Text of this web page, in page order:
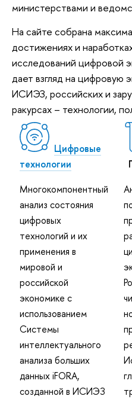
министерствами и
На сайте собрана
достижениях и
исследований цифровой
дает взгляд на цифровую
ИСИЭЗ, российских и
ракурсах – технологии,
Цифровые
технологии
Многокомпонентный
анализ состояния
цифровых
технологий и их
применения в
мировой и
российской
экономике с
использованием
Системы
интеллектуального
анализа больших
данных iFORA,
созданной в ИСИЭЗ